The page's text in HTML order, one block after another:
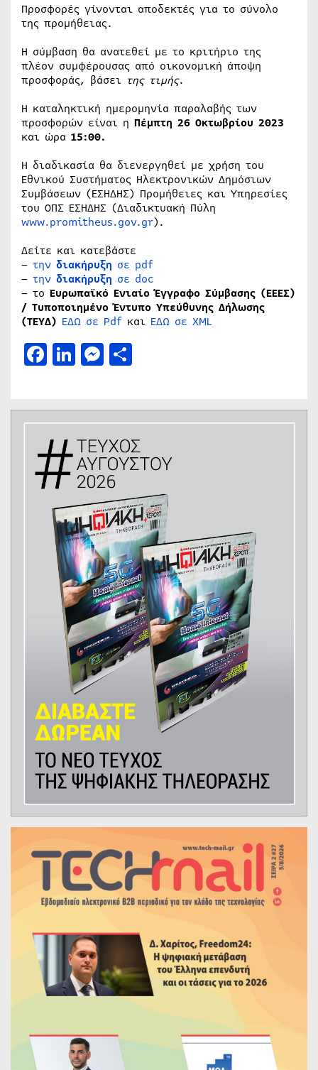
Προσφορές γίνονται αποδεκτές για το σύνολο
της προμήθειας.
Η σύμβαση θα ανατεθεί με το κριτήριο της
πλέον συμφέρουσας από οικονομική άποψη
προσφοράς, βάσει της τιμής.
Η καταληκτική ημερομηνία παραλαβής των
προσφορών είναι η Πέμπτη 26 Οκτωβρίου 2023
και ώρα 15:00.
Η διαδικασία θα διενεργηθεί με χρήση του
Εθνικού Συστήματος Ηλεκτρονικών Δημόσιων
Συμβάσεων (ΕΣΗΔΗΣ) Προμήθειες και Υπηρεσίες
του ΟΠΣ ΕΣΗΔΗΣ (Διαδικτυακή Πύλη
www.promitheus.gov.gr).
Δείτε και κατεβάστε
– την διακήρυξη σε pdf
– την διακήρυξη σε doc
– το Ευρωπαϊκό Ενιαίο Έγγραφο Σύμβασης (ΕΕΕΣ)
/ Τυποποιημένο Έντυπο Υπεύθυνης Δήλωσης
(ΤΕΥΔ) ΕΔΩ σε Pdf και ΕΔΩ σε XML
Facebook
LinkedIn
Messenger